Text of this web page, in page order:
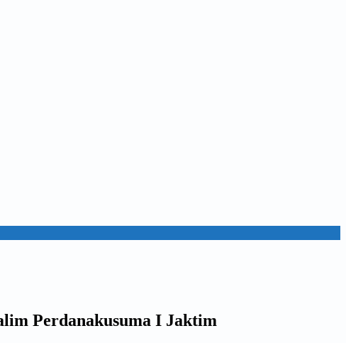
Perdanakusuma I Jaktim